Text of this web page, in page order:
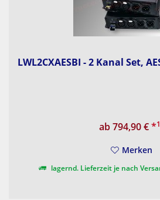
LWL2CXAESBI - 2 Kanal Set,
ab 794,90 €*1
Merken
lagernd. Lieferzeit je nach